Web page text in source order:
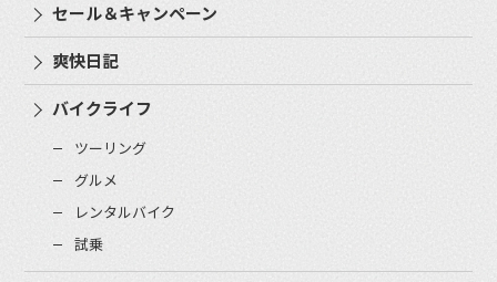
セール＆キャンペーン
爽快日記
バイクライフ
ツーリング
グルメ
レンタルバイク
試乗